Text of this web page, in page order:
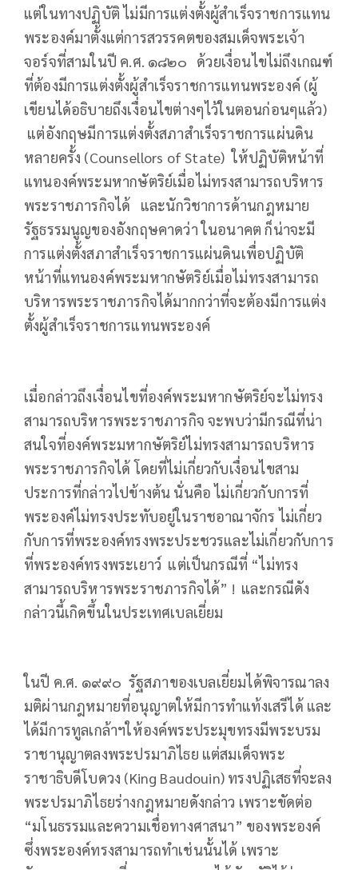
แต่ในทางปฏิบัติ ไม่มีการแต่งตั้งผู้สำเร็จราชการแทน
พระองค์มาตั้งแต่การสวรรคตของสมเด็จพระเจ้า
จอร์จที่สามในปี ค.ศ. ๑๘๒๐ ด้วยเงื่อนไขไม่ถึงเกณฑ์
ที่ต้องมีการแต่งตั้งผู้สำเร็จราชการแทนพระองค์ (ผู้
เขียนได้อธิบายถึงเงื่อนไขต่างๆไว้ในตอนก่อนๆแล้ว)
แต่อังกฤษมีการแต่งตั้งสภาสำเร็จราชการแผ่นดิน
หลายครั้ง (Counsellors of State) ให้ปฏิบัติหน้าที่
แทนองค์พระมหากษัตริย์เมื่อไม่ทรงสามารถบริหาร
พระราชภารกิจได้ และนักวิชาการด้านกฎหมาย
รัฐธรรมนูญของอังกฤษคาดว่า ในอนาคต ก็น่าจะมี
การแต่งตั้งสภาสำเร็จราชการแผ่นดินเพื่อปฏิบัติ
หน้าที่แทนองค์พระมหากษัตริย์เมื่อไม่ทรงสามารถ
บริหารพระราชภารกิจได้มากกว่าที่จะต้องมีการแต่ง
ตั้งผู้สำเร็จราชการแทนพระองค์
เมื่อกล่าวถึงเงื่อนไขที่องค์พระมหากษัตริย์จะไม่ทรง
สามารถบริหารพระราชภารกิจ จะพบว่ามีกรณีที่น่า
สนใจที่องค์พระมหากษัตริย์ไม่ทรงสามารถบริหาร
พระราชภารกิจได้ โดยที่ไม่เกี่ยวกับเงื่อนไขสาม
ประการที่กล่าวไปข้างต้น นั่นคือ ไม่เกี่ยวกับการที่
พระองค์ไม่ทรงประทับอยู่ในราชอาณาจักร ไม่เกี่ยว
กับการที่พระองค์ทรงพระประชวรและไม่เกี่ยวกับการ
ที่พระองค์ทรงพระเยาว์ แต่เป็นกรณีที่ “ไม่ทรง
สามารถบริหารพระราชภารกิจได้” ! และกรณีดัง
กล่าวนี้เกิดขึ้นในประเทศเบลเยี่ยม
ในปี ค.ศ. ๑๙๙๐ รัฐสภาของเบลเยี่ยมได้พิจารณาลง
มติผ่านกฎหมายที่อนุญาตให้มีการทำแท้งเสรีได้ และ
ได้มีการทูลเกล้าฯให้องค์พระประมุขทรงมีพระบรม
ราชานุญาตลงพระปรมาภิไธย แต่สมเด็จพระ
ราชาธิบดีโบดวง (King Baudouin) ทรงปฏิเสธที่จะลง
พระปรมาภิไธยร่างกฎหมายดังกล่าว เพราะขัดต่อ
“มโนธรรมและความเชื่อทางศาสนา” ของพระองค์
ซึ่งพระองค์ทรงสามารถทำเช่นนั้นได้ เพราะ